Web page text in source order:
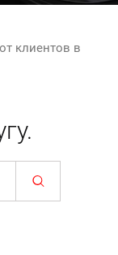
клиентов в